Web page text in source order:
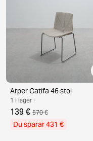
Arper Catifa 46 stol
1 i lager ·
139 € 570 €
Du sparar 431 €